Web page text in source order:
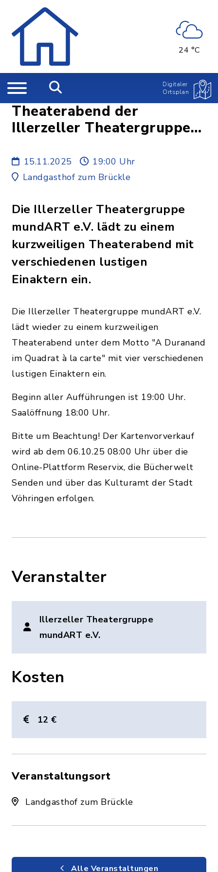
24 °C
Digitaler
Ortsplan
Theaterabend der
Illerzeller Theatergruppe
15.11.2025
19:00 Uhr
Landgasthof zum Brückle
Die Illerzeller Theatergruppe
mundART e.V. lädt zu einem
kurzweiligen Theaterabend mit
verschiedenen lustigen
Einaktern ein.
Die Illerzeller Theatergruppe mundART e.V.
lädt wieder zu einem kurzweiligen
Theaterabend unter dem Motto "A Duranand
im Quadrat à la carte" mit vier verschiedenen
lustigen Einaktern ein.
Beginn aller Aufführungen ist 19:00 Uhr.
Saalöffnung 18:00 Uhr.
Bitte um Beachtung! Der Kartenvorverkauf
wird ab dem 06.10.25 08:00 Uhr über die
Online-Plattform Reservix, die Bücherwelt
Senden und über das Kulturamt der Stadt
Vöhringen erfolgen.
Veranstalter
Illerzeller Theatergruppe
mundART e.V.
Kosten
12 €
Veranstaltungsort
Landgasthof zum Brückle
Alle Veranstaltungen